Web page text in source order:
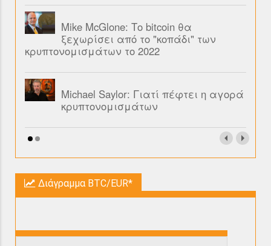
Mike McGlone: Το bitcoin θα
ξεχωρίσει από το "κοπάδι" των
κρυπτονομισμάτων το 2022
Michael Saylor: Γιατί πέφτει η αγορά
κρυπτονομισμάτων
Διάγραμμα BTC/EUR*